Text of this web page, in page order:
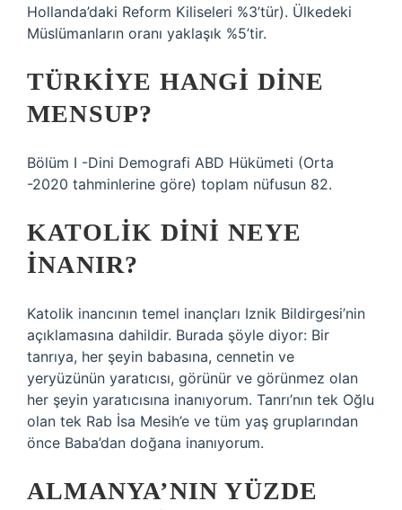
Hollanda’daki Reform Kiliseleri %3’tür). Ülkedeki
Müslümanların oranı yaklaşık %5’tir.
TÜRKIYE HANGI DINE
MENSUP?
Bölüm I -Dini Demografi ABD Hükümeti (Orta
-2020 tahminlerine göre) toplam nüfusun 82.
KATOLIK DINI NEYE
INANIR?
Katolik inancının temel inançları Iznik Bildirgesi’nin
açıklamasına dahildir. Burada şöyle diyor: Bir
tanrıya, her şeyin babasına, cennetin ve
yeryüzünün yaratıcısı, görünür ve görünmez olan
her şeyin yaratıcısına inanıyorum. Tanrı’nın tek Oğlu
olan tek Rab İsa Mesih’e ve tüm yaş gruplarından
önce Baba’dan doğana inanıyorum.
ALMANYA’NIN YÜZDE